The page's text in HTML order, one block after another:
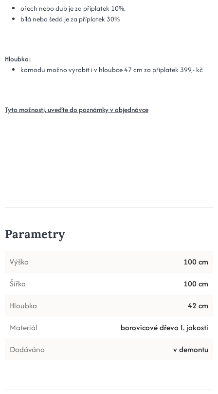
ořech nebo dub je za příplatek 10%.
bílá nebo šedá je za příplatek 30%
Hloubka:
komodu možno vyrobit i v hloubce 47 cm za příplatek 399,- kč
Tyto možnosti, uveďte do poznámky v objednávce
Parametry
Výška
100 cm
Šířka
100 cm
Hloubka
42 cm
Materiál
borovicové dřevo I. jakosti
Dodáváno
v demontu